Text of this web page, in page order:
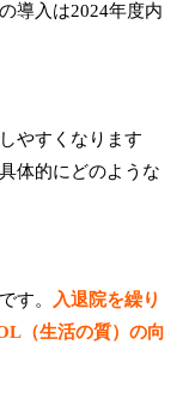
導入は2024年度内
やすくなります
体的にどのような
す。 入退院を繰り
（生活の質）の向